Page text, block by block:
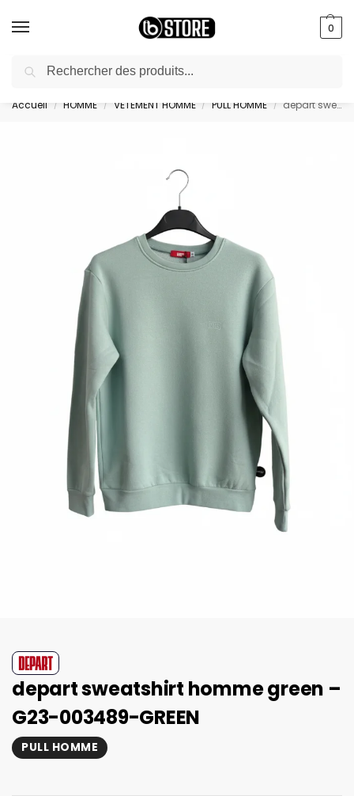
0
livraison gratuite au bureau dès 10000 DA avec paiement en ligne
Accueil / HOMME / VETEMENT HOMME / PULL HOMME / depart sweatshirt homme green – G23-003489-GREEN
depart sweatshirt homme green –
G23-003489-GREEN
PULL HOMME